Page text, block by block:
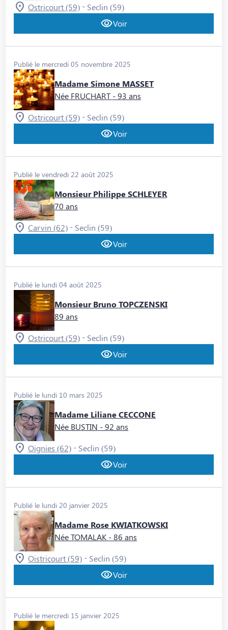
Ostricourt (59) - Seclin (59)
Voir
Publié le mercredi 05 novembre 2025
Madame Simone MASSET
Née FRUCHART - 93 ans
Ostricourt (59) - Seclin (59)
Voir
Publié le vendredi 22 août 2025
Monsieur Philippe SCHLEYER
70 ans
Carvin (62) - Seclin (59)
Voir
Publié le lundi 04 août 2025
Monsieur Bruno TOPCZENSKI
89 ans
Ostricourt (59) - Seclin (59)
Voir
Publié le lundi 10 mars 2025
Madame Liliane CECCONE
Née BUSTIN - 92 ans
Oignies (62) - Seclin (59)
Voir
Publié le lundi 20 janvier 2025
Madame Rose KWIATKOWSKI
Née TOMALAK - 86 ans
Oistricourt (59) - Seclin (59)
Voir
Publié le mercredi 15 janvier 2025